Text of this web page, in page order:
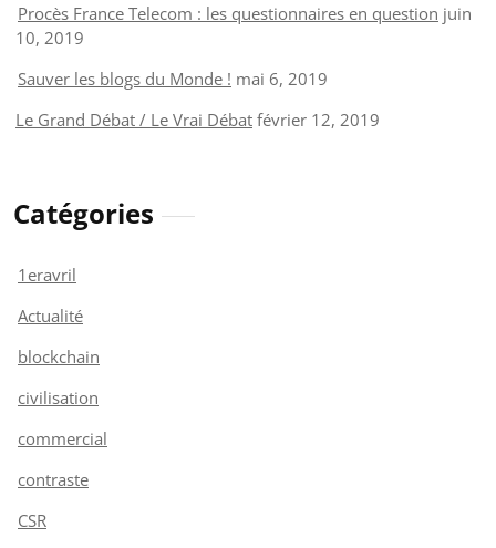
Procès France Telecom : les questionnaires en question juin
10, 2019
Sauver les blogs du Monde ! mai 6, 2019
Le Grand Débat / Le Vrai Débat février 12, 2019
Catégories
1eravril
Actualité
blockchain
civilisation
commercial
contraste
CSR